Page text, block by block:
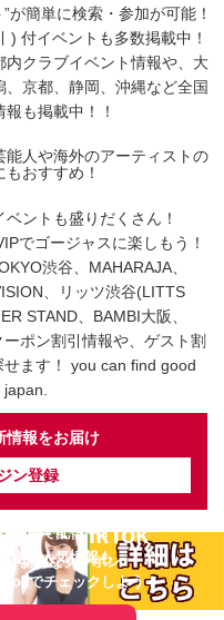
が簡単に検索・参加が可能！
付イベントも多数掲載中！
クラブイベント情報や、大
京都、静岡、沖縄など全国
も掲載中！！
人や海外のアーティストの
おすすめ！
ントも盛りだくさん！
でゴージャスに楽しもう！
渋谷、MAHARAJA、
、リッツ渋谷(LITTS
STAND、BAMBI大阪、
ポン割引情報や、ゲスト割
ます！ you can find good
japan.
情報をお届け
ン登録
チ - TikTok
やお得なクーポン
動画で配信中！
題の人気情報も
でチェックしよう！